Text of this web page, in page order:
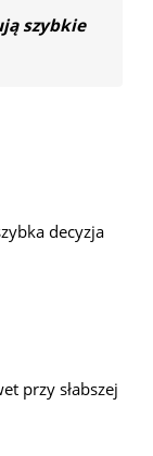
szybkie
decyzja
przy słabszej